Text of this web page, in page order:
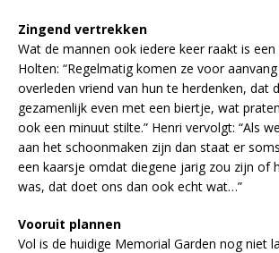
Zingend vertrekken
Wat de mannen ook iedere keer raakt is
Holten: “Regelmatig komen ze voor
overleden vriend van hun te herdenken, dat
gezamenlijk even met een biertje, wat
ook een minuut stilte.” Henri vervolgt: “Als
aan het schoonmaken zijn dan staat er
een kaarsje omdat diegene jarig zou zijn of
was, dat doet ons dan ook echt wat…”
Vooruit plannen
Vol is de huidige Memorial Garden nog niet